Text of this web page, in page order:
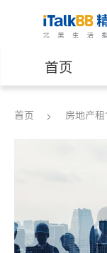
首页
医生
建筑装修
首页 房地产租